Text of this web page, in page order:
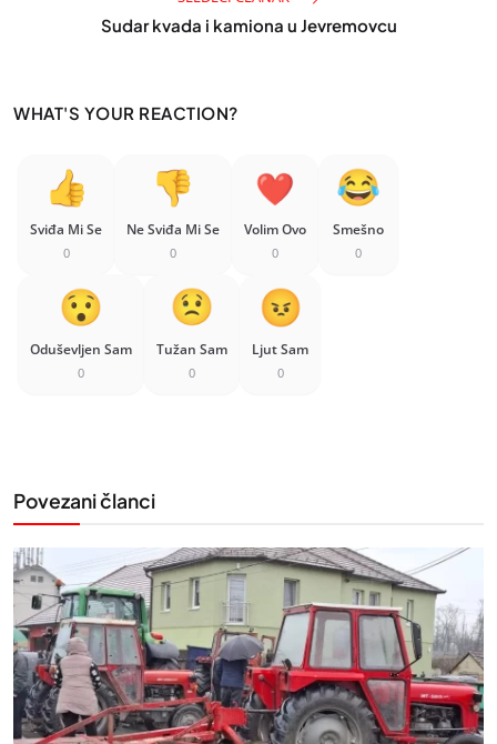
Sudar kvada i kamiona u Jevremovcu
WHAT'S YOUR REACTION?
Sviđa Mi Se
0
Ne Sviđa Mi Se
0
Volim Ovo
0
Smešno
0
Oduševljen Sam
0
Tužan Sam
0
Ljut Sam
0
Povezani članci